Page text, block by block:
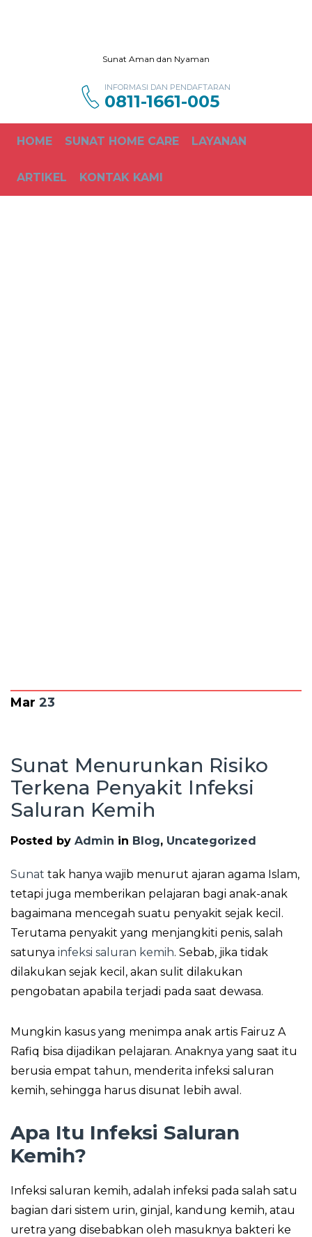
Sunat Aman dan Nyaman
INFORMASI DAN PENDAFTARAN
0811-1661-005
HOME SUNAT HOME CARE LAYANAN
ARTIKEL KONTAK KAMI
Mar 23
Sunat Menurunkan Risiko
Terkena Penyakit Infeksi
Saluran Kemih
Posted by Admin in Blog, Uncategorized
Sunat tak hanya wajib menurut ajaran agama Islam,
tetapi juga memberikan pelajaran bagi anak-anak
bagaimana mencegah suatu penyakit sejak kecil.
Terutama penyakit yang menjangkiti penis, salah
satunya infeksi saluran kemih. Sebab, jika tidak
dilakukan sejak kecil, akan sulit dilakukan
pengobatan apabila terjadi pada saat dewasa.
Mungkin kasus yang menimpa anak artis Fairuz A
Rafiq bisa dijadikan pelajaran. Anaknya yang saat itu
berusia empat tahun, menderita infeksi saluran
kemih, sehingga harus disunat lebih awal.
Apa Itu Infeksi Saluran
Kemih?
Infeksi saluran kemih, adalah infeksi pada salah satu
bagian dari sistem urin, ginjal, kandung kemih, atau
uretra yang disebabkan oleh masuknya bakteri ke